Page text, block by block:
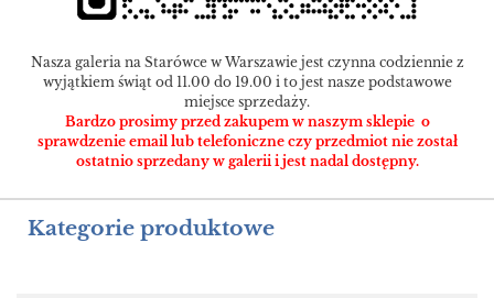
Nasza galeria na Starówce w Warszawie jest czynna codziennie z
wyjątkiem świąt od 11.00 do 19.00 i to jest nasze podstawowe
miejsce sprzedaży.
Bardzo prosimy przed zakupem w naszym sklepie o
sprawdzenie email lub telefoniczne czy przedmiot nie został
ostatnio sprzedany w galerii i jest nadal dostępny.
Kategorie produktowe